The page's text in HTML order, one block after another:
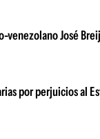
José
por perjuicios al